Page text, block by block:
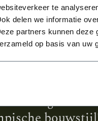
te
delen we informatie
partners kunnen deze
op basis van uw
ontvang het